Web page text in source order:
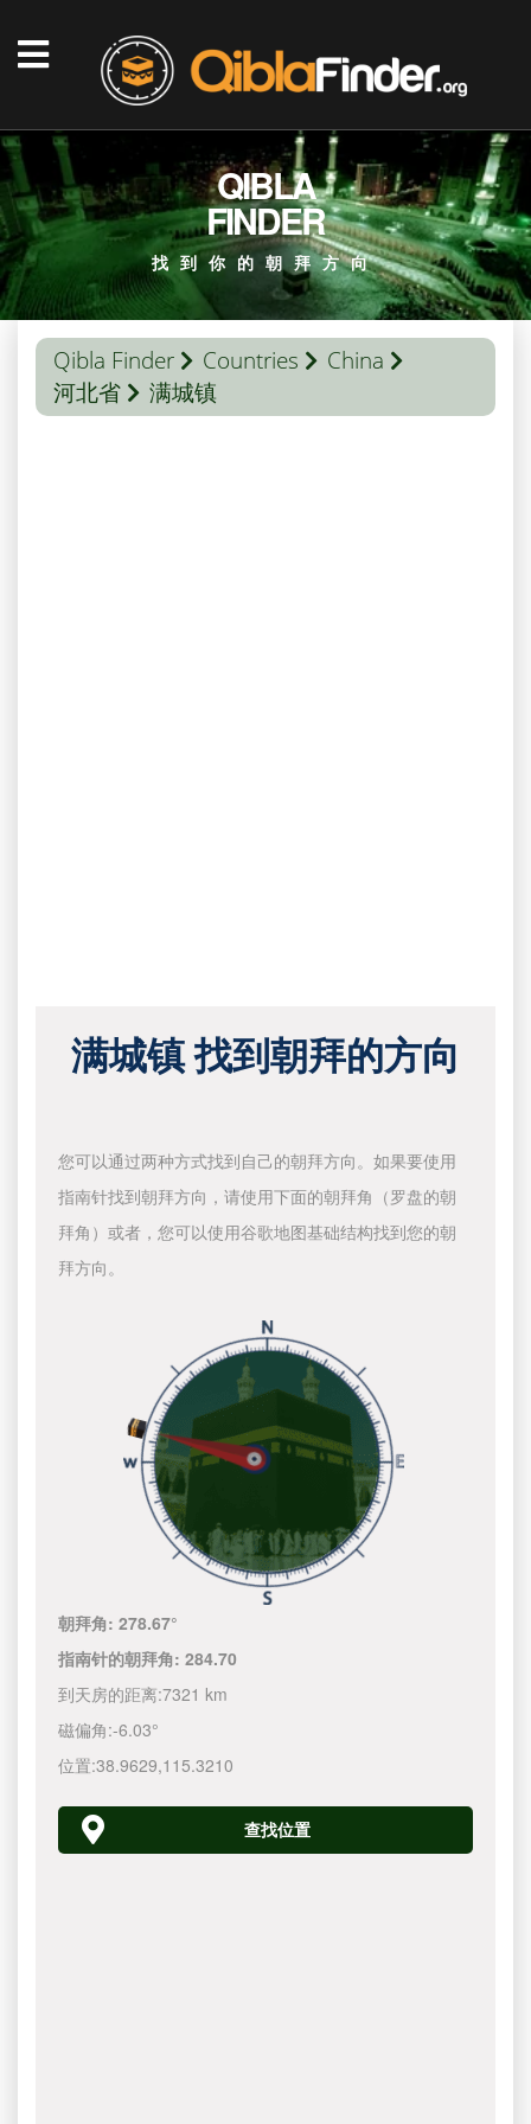
QIBLA
FINDER
找到你的朝拜方向
Qibla Finder Countries
China
河北省
满城镇
满城镇 找到朝拜的方向
您可以通过两种方式找到自己的朝拜方向。如果要使用
指南针找到朝拜方向，请使用下面的朝拜角（罗盘的朝
拜角）或者，您可以使用谷歌地图基础结构找到您的朝
拜方向。
朝拜角:278.67°
指南针的朝拜角:284.70
到天房的距离:7321 km
磁偏角:-6.03°
位置:38.9629,115.3210
查找位置